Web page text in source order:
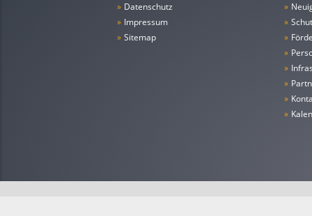
» Datenschutz
» Impressum
» Sitemap
»
»
»
»
»
»
»
»